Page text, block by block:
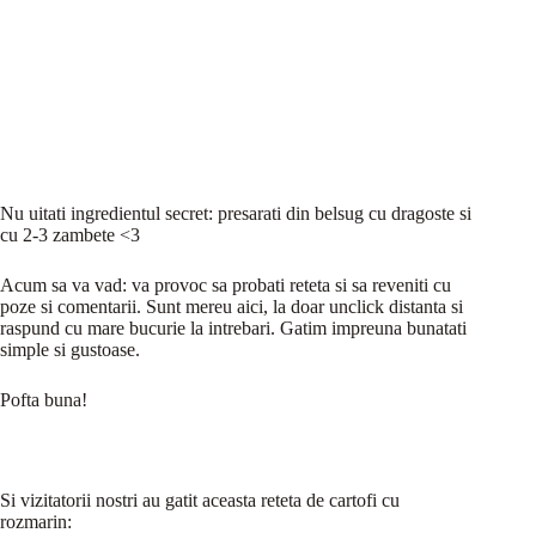
Nu uitati ingredientul secret: presarati din belsug cu dragoste si
cu 2-3 zambete <3
Acum sa va vad: va provoc sa probati reteta si sa reveniti cu
poze si comentarii. Sunt mereu aici, la doar unclick distanta si
raspund cu mare bucurie la intrebari. Gatim impreuna bunatati
simple si gustoase.
Pofta buna!
Si vizitatorii nostri au gatit aceasta reteta de cartofi cu
rozmarin: